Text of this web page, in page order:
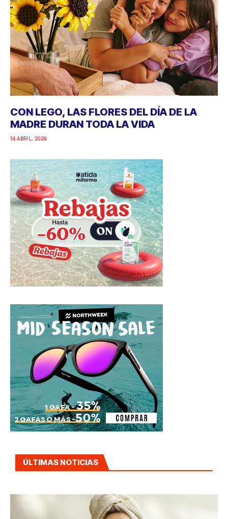
CON LEGO, LAS FLORES DEL DÍA DE LA
MADRE DURAN TODA LA VIDA
14 ABRIL, 2026
ÚLTIMAS NOTICIAS